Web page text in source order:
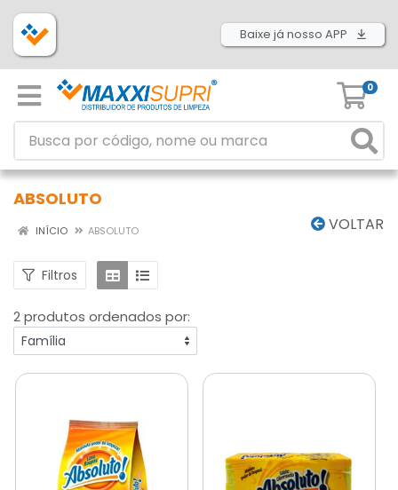
Baixe já nosso APP
0
ABSOLUTO
VOLTAR
INÍCIO ABSOLUTO
Filtros
2 produtos ordenados por: